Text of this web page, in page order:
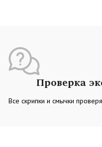
Проверка
Все скрипки и смычки